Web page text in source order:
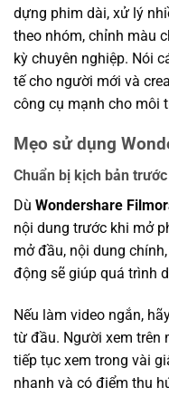
dựng phim dài, xử lý
theo nhóm, chỉnh màu
kỳ chuyên nghiệp. Nói
tế cho người mới và
công cụ mạnh cho môi
Mẹo sử dụng
Chuẩn bị kịch bản
Dù Wondershare
nội dung trước khi mở
mở đầu, nội dung
động sẽ giúp quá trình
Nếu làm video ngắn,
từ đầu. Người xem trên
tiếp tục xem trong vài
nhanh và có điểm thu